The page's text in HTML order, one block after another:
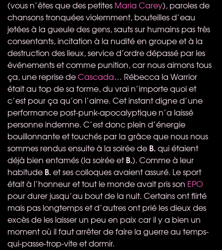
(vous n’êtes que des petites Maria Carey), paroles de
chansons tronquées violemment, bouteilles d’eau
jetées à la gueule des gens, sauts sur humains pas très
consentants, incitation à la nudité en groupe et à la
destruction des lieux, service d’ordre dépassé par les
événements et comme punition, car nous aimons tous
ça, une reprise deCascada… Rébecca la Warrior
était au top de sa forme, du vrai n’importe quoi et
c’est pour ça qu’on l’aime. Cet instant digne d’une
performance post-punk-apocalyptique n’a laissé
personne indemne. C’est donc plein d’énergie
bouillonnante et touchés par la grâce que nous nous
sommes rendus ensuite à la soirée de B.qui étaient
déjà bien entamés (la soirée etB.). Comme à leur
habitude B.et ses colloques avaient assuré. Le sport
était à l’honneur et tout le monde avait pris son EPO
pour durer jusqu’au bout de la nuit. Certains ont flirté
mais pas longtemps et d’autres ont prié les dieux des
excès de les laisser un peu en paix car il y a bien un
moment où il faut arrêter de faire la guerre au temps-
qui-passe-trop-vite et dormir.